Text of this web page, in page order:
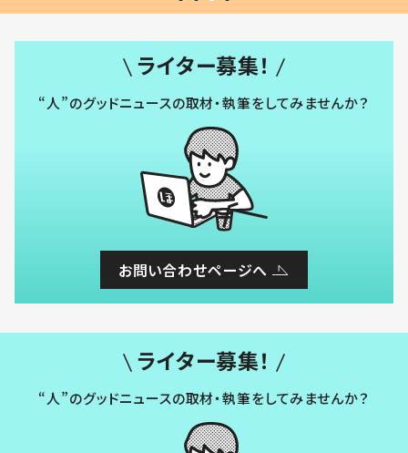
ライター募集！
“人”のグッドニュースの取材・執筆をしてみませんか？
お問い合わせページへ
ライター募集！
“人”のグッドニュースの取材・執筆をしてみませんか？